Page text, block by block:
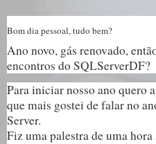
Bom dia pessoal, tudo bem?
Ano novo, gás renovado,
encontros do SQLServerDF?
Para iniciar nosso ano quero
que mais gostei de falar no
Server.
Fiz uma palestra de uma